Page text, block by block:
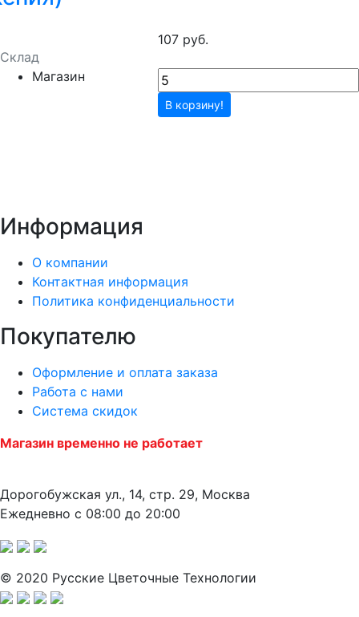
Склад
Магазин
107 руб.
В корзину!
Информация
О компании
Контактная информация
Политика конфиденциальности
Покупателю
Оформление и оплата заказа
Работа с нами
Система скидок
Магазин временно не работает
Дорогобужская ул., 14, стр. 29, Москва
Ежедневно с 08:00 до 20:00
© 2020 Русские Цветочные Технологии